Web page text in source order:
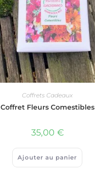
Coffrets Cadeaux
Coffret Fleurs Comestibles
35,00 €
Ajouter au panier